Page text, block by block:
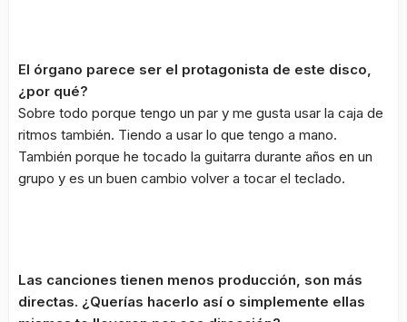
El órgano parece ser el protagonista de este disco,
¿por qué?
Sobre todo porque tengo un par y me gusta usar la caja de
ritmos también. Tiendo a usar lo que tengo a mano.
También porque he tocado la guitarra durante años en un
grupo y es un buen cambio volver a tocar el teclado.
Las canciones tienen menos producción, son más
directas. ¿Querías hacerlo así o simplemente ellas